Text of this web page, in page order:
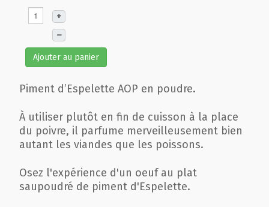
+
–
Ajouter au panier
Piment d’Espelette AOP en poudre.
À utiliser plutôt en fin de cuisson à la place
du poivre, il parfume merveilleusement bien
autant les viandes que les poissons.
Osez l'expérience d'un oeuf au plat
saupoudré de piment d'Espelette.